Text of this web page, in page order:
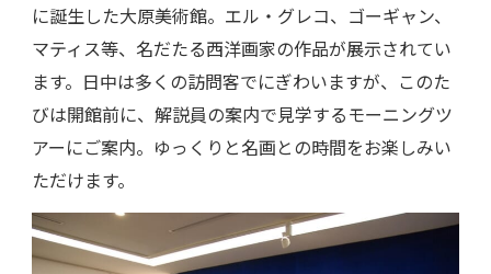
に誕生した大原美術館。エル・グレコ、ゴーギャン、
マティス等、名だたる西洋画家の作品が展示されてい
ます。日中は多くの訪問客でにぎわいますが、このた
びは開館前に、解説員の案内で見学するモーニングツ
アーにご案内。ゆっくりと名画との時間をお楽しみい
ただけます。